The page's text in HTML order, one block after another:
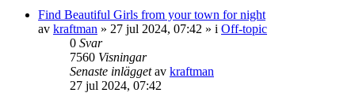
Find Beautiful Girls from your town for night
av kraftman » 27 jul 2024, 07:42 » i Off-topic
0 Svar
7560 Visningar
Senaste inläggetav kraftman
27 jul 2024, 07:42